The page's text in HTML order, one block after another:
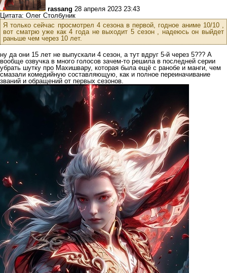
rassang 28 апреля 2023 23:43
Цитата: Олег Столбуник
Я только сейчас просмотрел 4 сезона в первой, годное аниме 10/10 ,
вот сматрю уже как 4 года не выходит 5 сезон , надеюсь он выйдет
раньше чем через 10 лет.
ну да они 15 лет не выпускали 4 сезон, а тут вдруг 5-й через 5??? А
вообще озвучка в много голосов зачем-то решила в последней серии
убрать шутку про Махишвару, которая была ещё с ранобе и манги, чем
смазали комедийную составляющую, как и полное переиначивание
званий и обращений от первых сезонов.